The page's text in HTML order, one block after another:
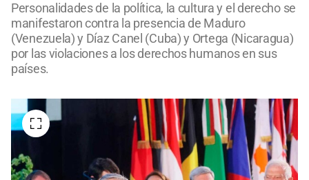
Personalidades de la política, la cultura y el derecho se
manifestaron contra la presencia de Maduro
(Venezuela) y Díaz Canel (Cuba) y Ortega (Nicaragua)
por las violaciones a los derechos humanos en sus
países.